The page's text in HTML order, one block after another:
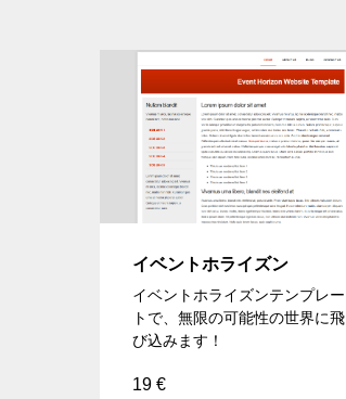
イベントホライズン
イベントホライズンテンプレー
トで、無限の可能性の世界に飛
び込みます！
19 €